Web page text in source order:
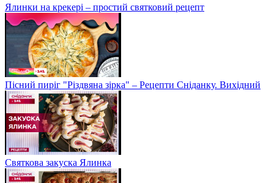
Ялинки на крекері – простий святковий рецепт
Пісний пиріг "Різдвяна зірка" – Рецепти Сніданку. Вихідний
Святкова закуска Ялинка